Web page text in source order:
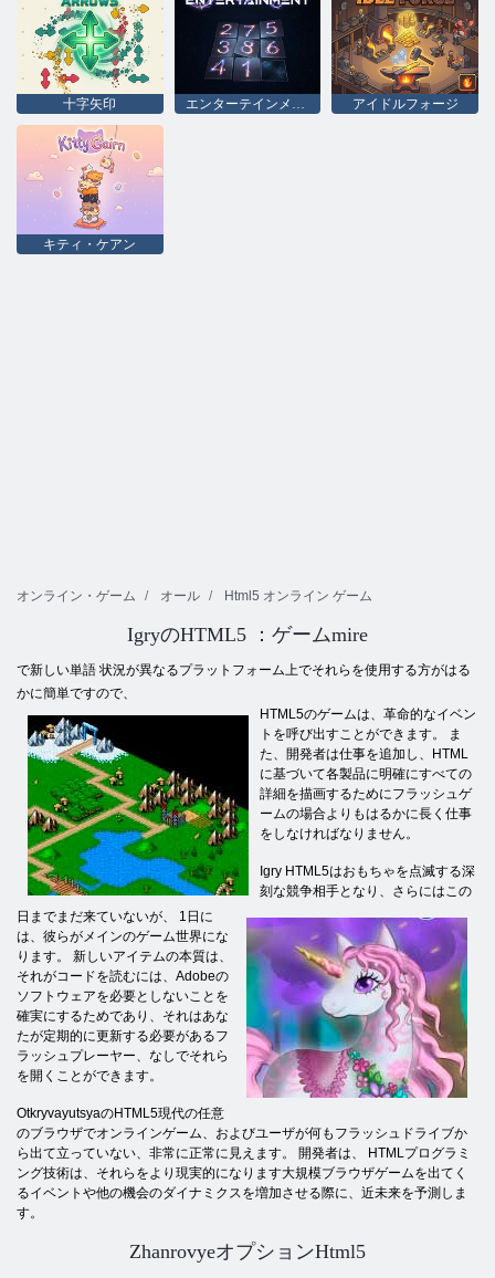
十字矢印 エンターテインメント アイドルフォージ
キティ・ケアン
オンライン・ゲーム オール Html5 オンライン ゲーム
IgryのHTML5 ：ゲームmire
で新しい単語 状況が異なるプラットフォーム上でそれらを使用する方がはる
かに簡単ですので、
HTML5のゲームは、革命的なイベン
トを呼び出すことができます。 ま
た、開発者は仕事を追加し、HTML
に基づいて各製品に明確にすべての
詳細を描画するためにフラッシュゲ
ームの場合よりもはるかに長く仕事
をしなければなりません。
Igry HTML5はおもちゃを点滅する深
刻な競争相手となり、さらにはこの
日までまだ来ていないが、 1日に
は、彼らがメインのゲーム世界にな
ります。 新しいアイテムの本質は、
それがコードを読むには、Adobeの
ソフトウェアを必要としないことを
確実にするためであり、それはあな
たが定期的に更新する必要があるフ
ラッシュプレーヤー、なしでそれら
を開くことができます。
OtkryvayutsyaのHTML5現代の任意
のブラウザでオンラインゲーム、およびユーザが何もフラッシュドライブか
ら出て立っていない、非常に正常に見えます。 開発者は、 HTMLプログラミ
ング技術は、それらをより現実的になります大規模ブラウザゲームを出てく
るイベントや他の機会のダイナミクスを増加させる際に、近未来を予測しま
す。
ZhanrovyeオプションHtml5